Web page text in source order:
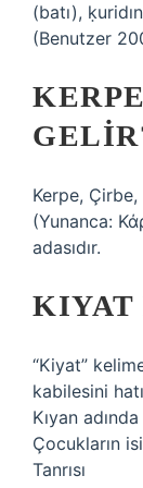
(batı),
(Benutzer
Kerpe,
(Yunanca:
adasıdır.
KIYAT
“Kiyat”
kabilesini
Kıyan
Çocukların
Tanrısı